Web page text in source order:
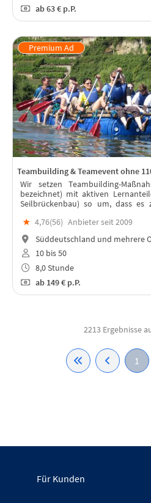
ab63 € p.P.
Teambuilding & Teamevent ohne
Wir setzen Teambuilding-
bezeichnet) mit aktiven
Seilbrückenbau) so um, dass
Betriebsveranstaltung zählt.
★ 4,76(56) Anbieter seit 2009
Süddeutschland und mehrere
10 bis 50
8,0 Stunde
ab149 € p.P.
2213 Ergebnisse
1
Für Kunden